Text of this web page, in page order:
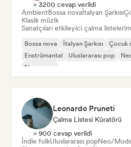
> 3200 cevap verildi
AmbientBossa novaİtalyan Şarkısı
Klasik müzik
Sanatçıları etkileyici çalma
Bossa nova İtalyan Şarkısı Çocuk
Enstrümantal
Uluslararası pop
New wave
Leonardo Pruneti
Çalma Listesi Küratörü
> 900 cevap verildi
İndie folkUluslararası popNeo/